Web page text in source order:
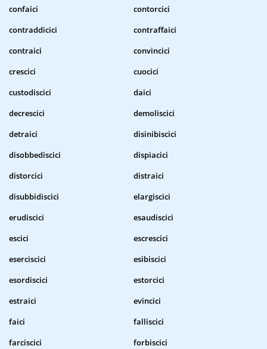
confaici
contorcici
contraddicici
contraffaici
contraici
convincici
crescici
cuocici
custodiscici
daici
decrescici
demoliscici
detraici
disinibiscici
disobbediscici
dispiacici
distorcici
distraici
disubbidiscici
elargiscici
erudiscici
esaudiscici
escici
escrescici
eserciscici
esibiscici
esordiscici
estorcici
estraici
evincici
faici
falliscici
farciscici
forbiscici